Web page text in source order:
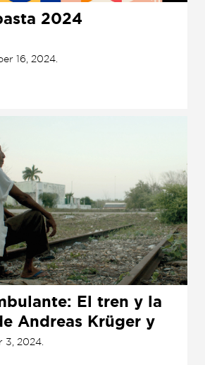
2024
16, 2024.
El tren y la
Andreas Krüger y
(2023)
3, 2024.